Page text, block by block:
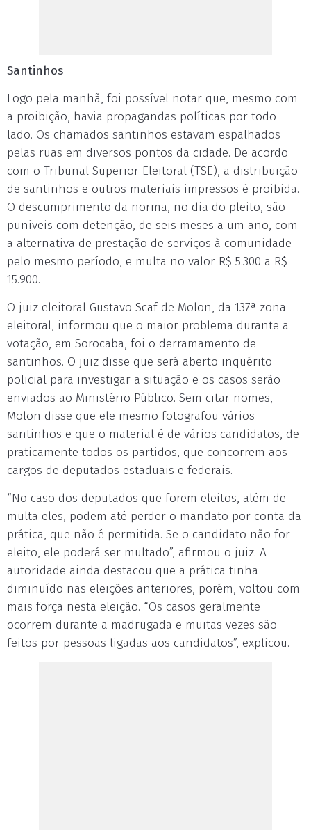
Santinhos
Logo pela manhã, foi possível notar que, mesmo com
a proibição, havia propagandas políticas por todo
lado. Os chamados santinhos estavam espalhados
pelas ruas em diversos pontos da cidade. De acordo
com o Tribunal Superior Eleitoral (TSE), a distribuição
de santinhos e outros materiais impressos é proibida.
O descumprimento da norma, no dia do pleito, são
puníveis com detenção, de seis meses a um ano, com
a alternativa de prestação de serviços à comunidade
pelo mesmo período, e multa no valor R$ 5.300 a R$
15.900.
O juiz eleitoral Gustavo Scaf de Molon, da 137ª zona
eleitoral, informou que o maior problema durante a
votação, em Sorocaba, foi o derramamento de
santinhos. O juiz disse que será aberto inquérito
policial para investigar a situação e os casos serão
enviados ao Ministério Público. Sem citar nomes,
Molon disse que ele mesmo fotografou vários
santinhos e que o material é de vários candidatos, de
praticamente todos os partidos, que concorrem aos
cargos de deputados estaduais e federais.
“No caso dos deputados que forem eleitos, além de
multa eles, podem até perder o mandato por conta da
prática, que não é permitida. Se o candidato não for
eleito, ele poderá ser multado”, afirmou o juiz. A
autoridade ainda destacou que a prática tinha
diminuído nas eleições anteriores, porém, voltou com
mais força nesta eleição. “Os casos geralmente
ocorrem durante a madrugada e muitas vezes são
feitos por pessoas ligadas aos candidatos”, explicou.